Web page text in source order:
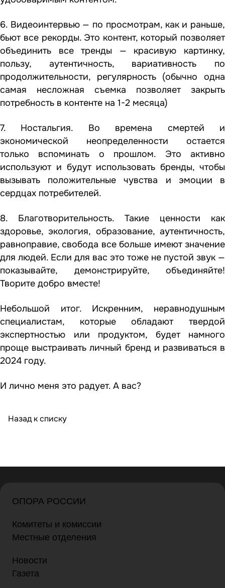
6. Видеоинтервью — по просмотрам, как и раньше,
бьют все рекорды. Это контент, который позволяет
объединить все тренды — красивую картинку,
пользу, аутентичность, вариативность по
продолжительности, регулярность (обычно одна
самая несложная съемка позволяет закрыть
потребность в контенте на 1-2 месяца)
7. Ностальгия. Во времена смертей и
экономической неопределенности остается
только вспоминать о прошлом. Это активно
используют и будут использовать бренды, чтобы
вызывать положительные чувства и эмоции в
сердцах потребителей.
8. Благотворительность. Такие ценности как
здоровье, экология, образование, аутентичность,
равноправие, свобода все больше имеют значение
для людей. Если для вас это тоже не пустой звук —
показывайте, демонстрируйте, объединяйте!
Творите добро вместе!
Небольшой итог. Искренним, неравнодушным
специалистам, которые обладают твердой
экспертностью или продуктом, будет намного
проще выстраивать личный бренд и развиваться в
2024 году.
И лично меня это радует. А вас?
Назад к списку
ОПОРА РОССИИ
Комитеты и комиссии
Местные отделения
Новости
Газета